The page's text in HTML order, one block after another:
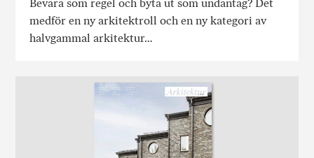
Bevara som regel och byta ut som undantag? Det
medför en ny arkitektroll och en ny kategori av
halvgammal arkitektur…